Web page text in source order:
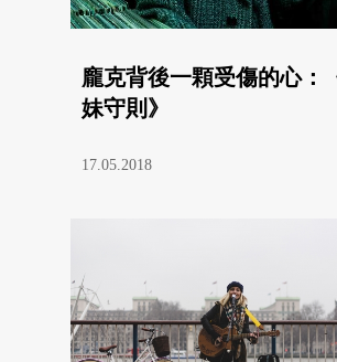
龐克背後一顆受傷的心：
妹守則》
17.05.2018